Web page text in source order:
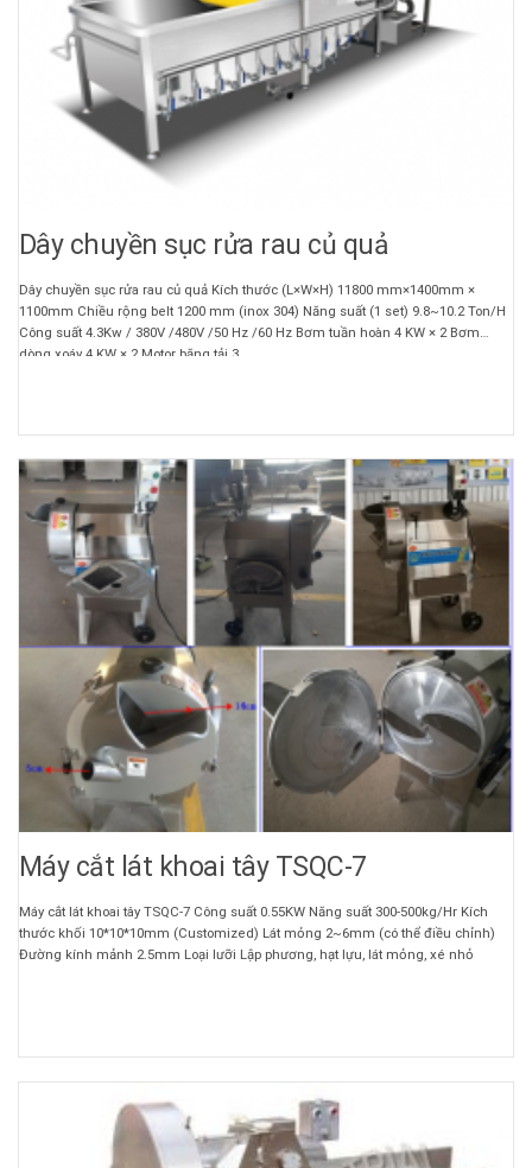
Dây chuyền sục rửa rau củ quả
Dây chuyền sục rửa rau củ quả Kích thước (L×W×H) 11800 mm×1400mm ×
1100mm Chiều rộng belt 1200 mm (inox 304) Năng suất (1 set) 9.8~10.2 Ton/H
Công suất 4.3Kw / 380V /480V /50 Hz /60 Hz Bơm tuần hoàn 4 KW × 2 Bơm
dòng xoáy 4 KW × 2 Motor băng tải 3 ...
Máy cắt lát khoai tây TSQC-7
Máy cắt lát khoai tây TSQC-7 Công suất 0.55KW Năng suất 300-500kg/Hr Kích
thước khối 10*10*10mm (Customized) Lát mỏng 2~6mm (có thể điều chỉnh)
Đường kính mảnh 2.5mm Loại lưỡi Lập phương, hạt lựu, lát mỏng, xé nhỏ